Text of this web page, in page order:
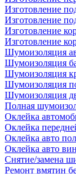
Изготовление
Изготовление
Изготовление
Изготовление
Шумоизоляция
Шумоизоляция
Шумоизоляция
Шумоизоляция
Шумоизоляция
Полная
Оклейка
Оклейка
Оклейка авто
Оклейка авто
Снятие/замена
Ремонт вмятин